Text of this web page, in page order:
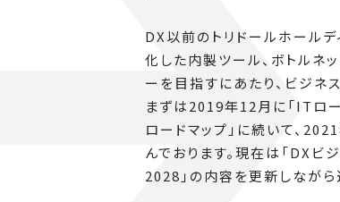
DX以前のトリドールホールデ
化した内製ツール、ボトルネ
ーを目指すにあたり、ビジネ
まずは2019年12月に「ITロ
ロードマップ」に続いて、
んでおります。現在は「DXビ
2028」の内容を更新しながら